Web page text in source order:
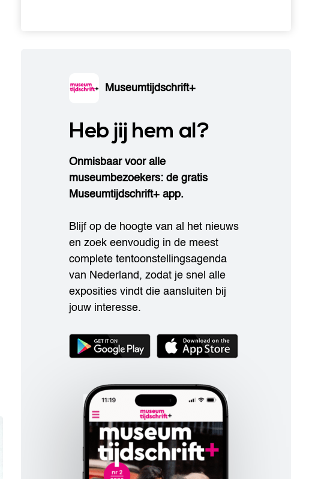
Museumtijdschrift+
Heb jij hem al?
Onmisbaar voor alle
museumbezoekers: de gratis
Museumtijdschrift+ app.
Blijf op de hoogte van al het nieuws
en zoek eenvoudig in de meest
complete tentoonstellingsagenda
van Nederland, zodat je snel alle
exposities vindt die aansluiten bij
jouw interesse.